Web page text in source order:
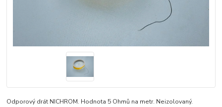
Odporový drát NICHROM. Hodnota 5 Ohmů na metr. Neizolovaný.